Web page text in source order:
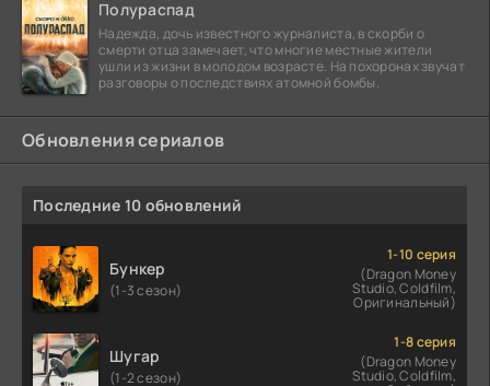
Полураспад
Надежда, дочь известного журналиста, в скорби о
смерти отца замечает, что многие местные жители
ушли из жизни в молодом возрасте. На похоронах звучат
разговоры о последствиях атомной бомбы.
Обновления сериалов
Последние 10 обновлений
Бункер
(1-3 сезон)
1-10 серия
(Dragon Money
Studio, Coldfilm,
Оригинальный)
Шугар
(1-2 сезон)
1-8 серия
(Dragon Money
Studio, Coldfilm,